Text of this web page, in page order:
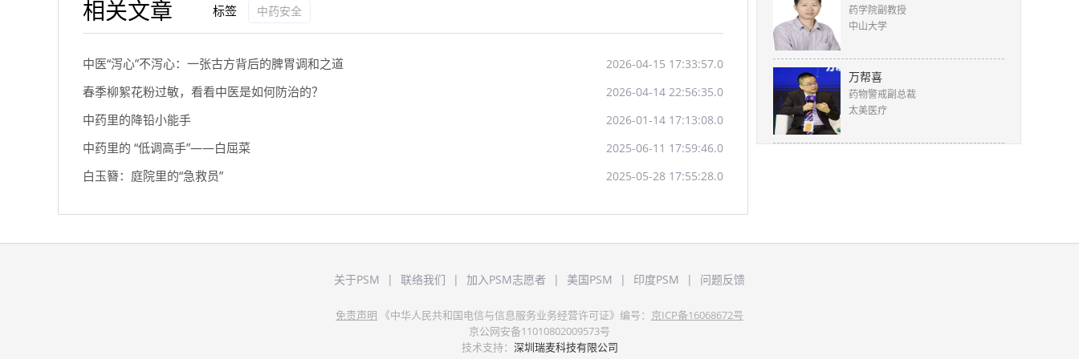
相关文章 标签 中药安全
中医“泻心”不泻心：一张古方背后的脾胃调和之道 2026-04-15 17:33:57.0
春季柳絮花粉过敏，看看中医是如何防治的？ 2026-04-14 22:56:35.0
中药里的降铅小能手 2026-01-14 17:13:08.0
中药里的 “低调高手”——白屈菜 2025-06-11 17:59:46.0
白玉簪：庭院里的“急救员” 2025-05-28 17:55:28.0
药学院副教授
中山大学
万帮喜
药物警戒副总裁
太美医疗
关于PSM | 联络我们 | 加入PSM志愿者 | 美国PSM | 印度PSM | 问题反馈
免责声明 《中华人民共和国电信与信息服务业务经营许可证》编号： 京ICP备16068672号
京公网安备11010802009573号
技术支持： 深圳瑞麦科技有限公司